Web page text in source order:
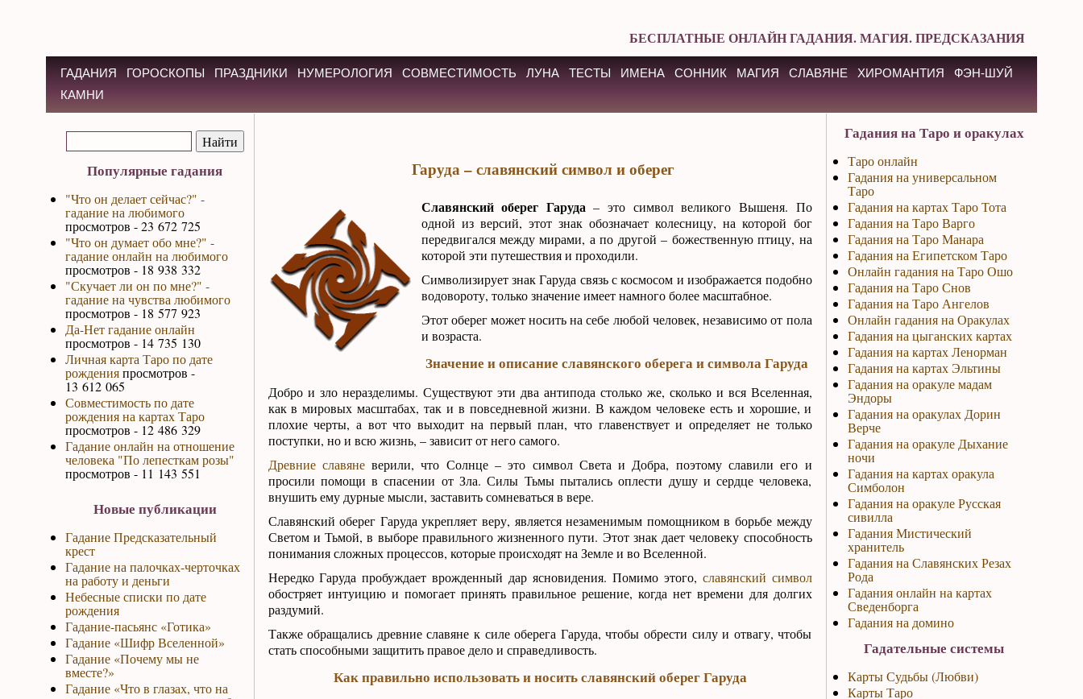
БЕСПЛАТНЫЕ ОНЛАЙН ГАДАНИЯ. МАГИЯ. ПРЕДСКАЗАНИЯ
ГАДАНИЯ ГОРОСКОПЫ ПРАЗДНИКИ НУМЕРОЛОГИЯ СОВМЕСТИМОСТЬ ЛУНА ТЕСТЫ ИМЕНА СОННИК МАГИЯ СЛАВЯНЕ ХИРОМАНТИЯ
ФЭН-ШУЙ
КАМНИ
Популярные гадания
"Что он делает сейчас?" -
гадание на любимого
просмотров - 23 672 725
"Что он думает обо мне?" -
гадание онлайн на любимого
просмотров - 18 938 332
"Скучает ли он по мне?" -
гадание на чувства любимого
просмотров - 18 577 923
Да-Нет гадание онлайн
просмотров - 14 735 130
Личная карта Таро по дате
рожденияпросмотров -
13 612 065
Совместимость по дате
рождения на картах Таро
просмотров - 12 486 329
Гадание онлайн на отношение
человека "По лепесткам розы"
просмотров - 11 143 551
Новые публикации
Гадание Предсказательный
крест
Гадание на палочках-черточках
на работу и деньги
Небесные списки по дате
рождения
Гадание-пасьянс «Готика»
Гадание «Шифр Вселенной»
Гадание «Почему мы не
вместе?»
Гадание «Что в глазах, что на
Гаруда – славянский символ и оберег
Славянский оберег Гаруда – это символ великого Вышеня. По
одной из версий, этот знак обозначает колесницу, на которой бог
передвигался между мирами, а по другой – божественную птицу, на
которой эти путешествия и проходили.
Символизирует знак Гаруда связь с космосом и изображается подобно
водовороту, только значение имеет намного более масштабное.
Этот оберег может носить на себе любой человек, независимо от пола
и возраста.
Значение и описание славянского оберега и символа Гаруда
Добро и зло неразделимы. Существуют эти два антипода столько же, сколько и вся Вселенная,
как в мировых масштабах, так и в повседневной жизни. В каждом человеке есть и хорошие, и
плохие черты, а вот что выходит на первый план, что главенствует и определяет не только
поступки, но и всю жизнь, – зависит от него самого.
Древние славяневерили, что Солнце – это символ Света и Добра, поэтому славили его и
просили помощи в спасении от Зла. Силы Тьмы пытались оплести душу и сердце человека,
внушить ему дурные мысли, заставить сомневаться в вере.
Славянский оберег Гаруда укрепляет веру, является незаменимым помощником в борьбе между
Светом и Тьмой, в выборе правильного жизненного пути. Этот знак дает человеку способность
понимания сложных процессов, которые происходят на Земле и во Вселенной.
Нередко Гаруда пробуждает врожденный дар ясновидения. Помимо этого, славянский символ
обостряет интуицию и помогает принять правильное решение, когда нет времени для долгих
раздумий.
Также обращались древние славяне к силе оберега Гаруда, чтобы обрести силу и отвагу, чтобы
стать способными защитить правое дело и справедливость.
Как правильно использовать и носить славянский оберег Гаруда
Гадания на Таро и оракулах
Таро онлайн
Гадания на универсальном
Таро
Гадания на картах Таро Тота
Гадания на Таро Варго
Гадания на Таро Манара
Гадания на Египетском Таро
Онлайн гадания на Таро Ошо
Гадания на Таро Снов
Гадания на Таро Ангелов
Онлайн гадания на Оракулах
Гадания на цыганских картах
Гадания на картах Ленорман
Гадания на картах Эльтины
Гадания на оракуле мадам
Эндоры
Гадания на оракулах Дорин
Верче
Гадания на оракуле Дыхание
ночи
Гадания на картах оракула
Симболон
Гадания на оракуле Русская
сивилла
Гадания Мистический
хранитель
Гадания на Славянских Резах
Рода
Гадания онлайн на картах
Сведенборга
Гадания на домино
Гадательные системы
Карты Судьбы (Любви)
Карты Таро